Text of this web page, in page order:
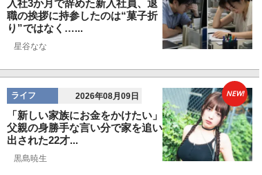
入社3か月で辞めた新入社員、退
職の挨拶に持参したのは“菓子折
り”ではなく…...
星谷なな
ライフ 2026年08月09日
「新しい家族にお金をかけたい」
父親の身勝手な言い分で家を追い
出された22才...
黒島暁生
NEW!